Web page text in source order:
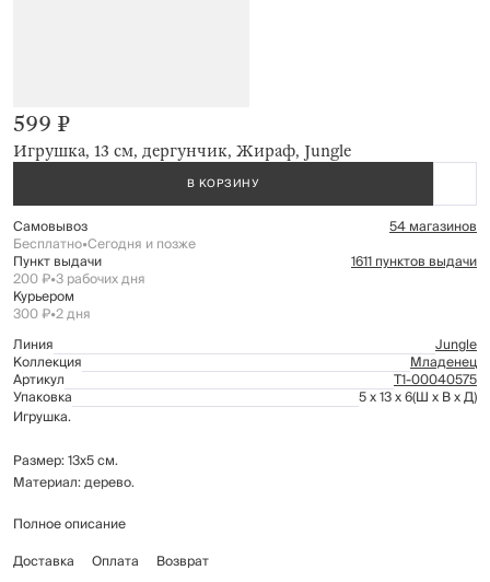
Игрушка, 13 см, дергунчик, Жираф, Jungle
599 ₽
В КОРЗИНУ
Самовывоз 54 магазинов
Бесплатно•Сегодня и позже
Пункт выдачи 1611 пунктов выдачи
200 ₽•3 рабочих дня
Курьером
300 ₽•2 дня
Линия
Jungle
Коллекция Младенец
Артикул Т1-00040575
Упаковка 5 x 13 x 6(Ш x В x Д)
Игрушка.
Размер: 13х5 см.
Материал: дерево.
Рекомендации по уходу: протирать мягкой сухой тканью.
Полное описание
Доставка
Оплата Возврат